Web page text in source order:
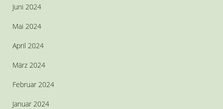
Juni 2024
Mai 2024
April 2024
März 2024
Februar 2024
Januar 2024